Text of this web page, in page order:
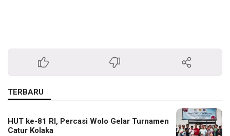
TERBARU
HUT ke-81 RI, Percasi Wolo Gelar Turnamen
Catur Kolaka